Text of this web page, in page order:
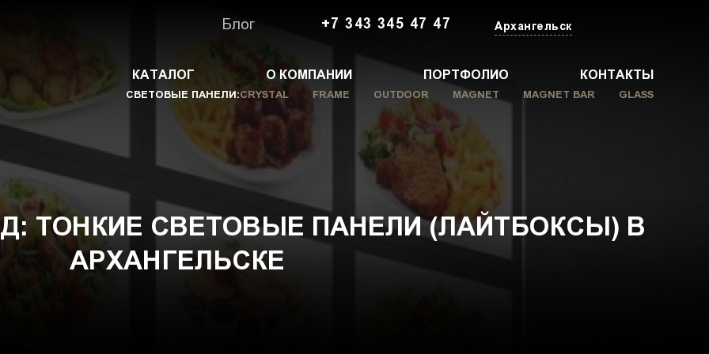
Блог +7 343 345 47 47 Архангельск
КАТАЛОГ О КОМПАНИИ ПОРТФОЛИО КОНТАКТЫ
СВЕТОВЫЕ ПАНЕЛИ:CRYSTAL FRAME OUTDOOR MAGNET MAGNET BAR GLASS
ТОНКИЕ СВЕТОВЫЕ ПАНЕЛИ (ЛАЙТБОКСЫ) В
АРХАНГЕЛЬСКЕ